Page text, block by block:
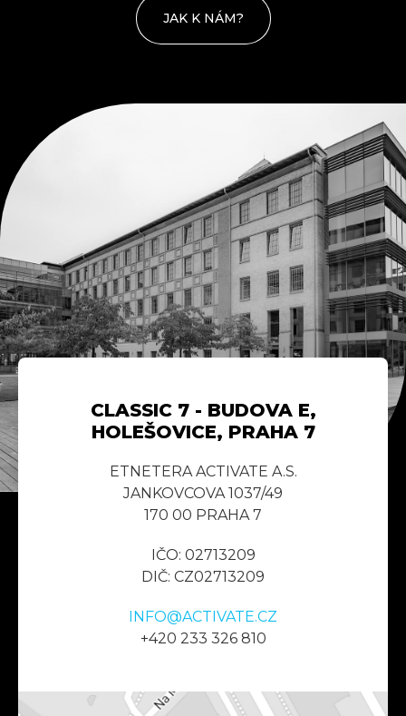
JAK K NÁM?
CLASSIC 7 - BUDOVA E,
HOLEŠOVICE, PRAHA 7
ETNETERA ACTIVATE A.S.
JANKOVCOVA 1037/49
170 00 PRAHA 7
IČO: 02713209
DIČ: CZ02713209
INFO@ACTIVATE.CZ
+420 233 326 810